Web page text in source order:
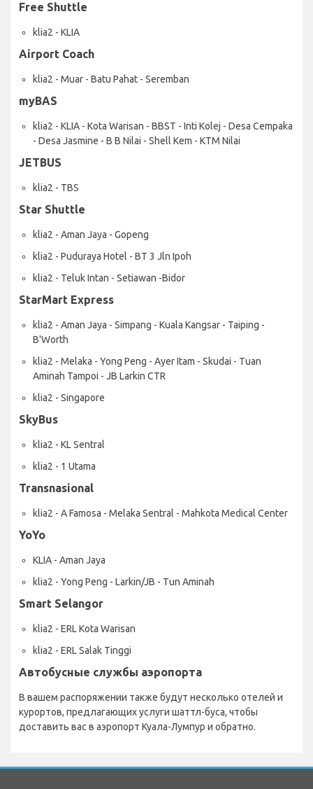
Free Shuttle
klia2 - KLIA
Airport Coach
klia2 - Muar - Batu Pahat - Seremban
myBAS
klia2 - KLIA - Kota Warisan - BBST - Inti Kolej - Desa Cempaka
- Desa Jasmine - B B Nilai - Shell Kem - KTM Nilai
JETBUS
klia2 - TBS
Star Shuttle
klia2 - Aman Jaya - Gopeng
klia2 - Puduraya Hotel - BT 3 Jln Ipoh
klia2 - Teluk Intan - Setiawan -Bidor
StarMart Express
klia2 - Aman Jaya - Simpang - Kuala Kangsar - Taiping -
B'Worth
klia2 - Melaka - Yong Peng - Ayer Itam - Skudai - Tuan
Aminah Tampoi - JB Larkin CTR
klia2 - Singapore
SkyBus
klia2 - KL Sentral
klia2 - 1 Utama
Transnasional
klia2 - A Famosa - Melaka Sentral - Mahkota Medical Center
YoYo
KLIA - Aman Jaya
klia2 - Yong Peng - Larkin/JB - Tun Aminah
Smart Selangor
klia2 - ERL Kota Warisan
klia2 - ERL Salak Tinggi
Автобусные службы аэропорта
В вашем распоряжении также будут несколько отелей и
курортов, предлагающих услуги шаттл-буса, чтобы
доставить вас в аэропорт Куала-Лумпур и обратно.